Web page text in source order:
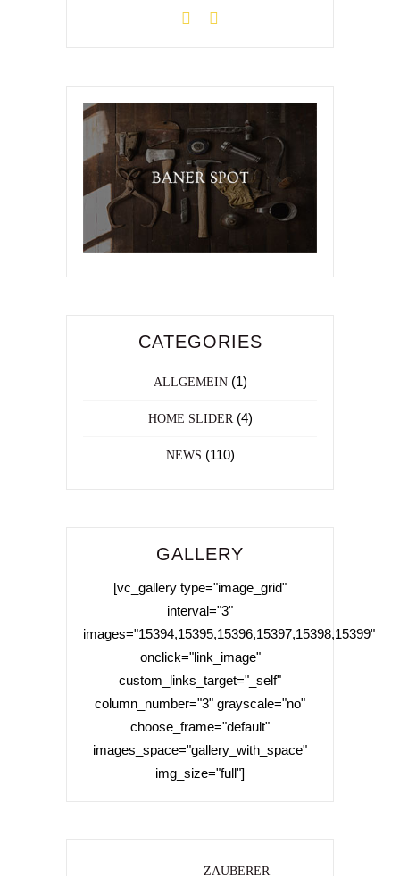
CATEGORIES
ALLGEMEIN(1)
HOME SLIDER (4)
NEWS (110)
GALLERY
[vc_gallery type="image_grid"
interval="3"
images="15394,15395,15396,15397,15398,15399"
onclick="link_image"
custom_links_target="_self"
column_number="3" grayscale="no"
choose_frame="default"
images_space="gallery_with_space"
img_size="full"]
ZAUBERER